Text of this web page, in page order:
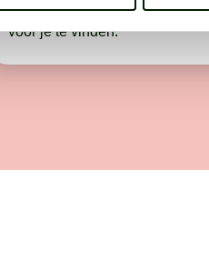
het voor ons is om de juiste
voor je te vinden.